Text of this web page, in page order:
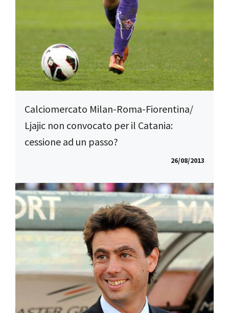
Calciomercato Milan-Roma-Fiorentina/
Ljajic non convocato per il Catania:
cessione ad un passo?
26/08/2013